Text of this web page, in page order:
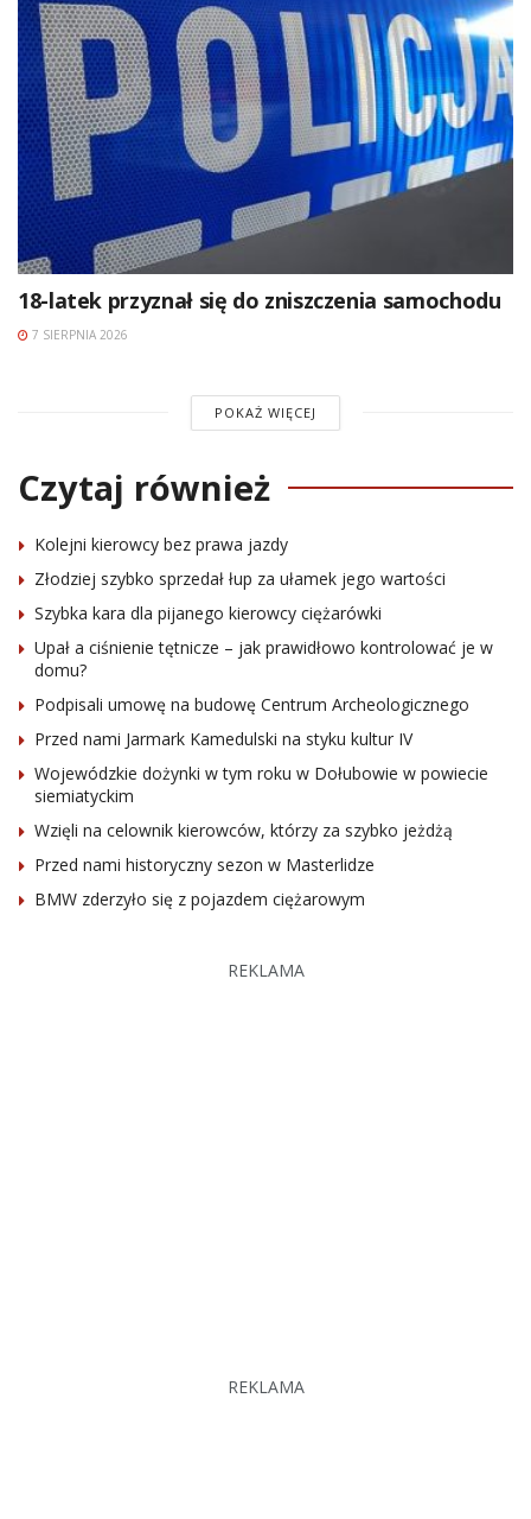
18-latek przyznał się do zniszczenia samochodu
7 SIERPNIA 2026
POKAŻ WIĘCEJ
Czytaj również
Kolejni kierowcy bez prawa jazdy
Złodziej szybko sprzedał łup za ułamek jego wartości
Szybka kara dla pijanego kierowcy ciężarówki
Upał a ciśnienie tętnicze – jak prawidłowo kontrolować je w
domu?
Podpisali umowę na budowę Centrum Archeologicznego
Przed nami Jarmark Kamedulski na styku kultur IV
Wojewódzkie dożynki w tym roku w Dołubowie w powiecie
siemiatyckim
Wzięli na celownik kierowców, którzy za szybko jeżdżą
Przed nami historyczny sezon w Masterlidze
BMW zderzyło się z pojazdem ciężarowym
REKLAMA
REKLAMA